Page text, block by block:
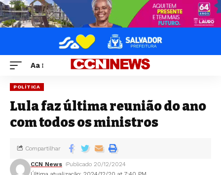
Aa
POLÍTICA
Lula faz última reunião do ano
com todos os ministros
CCN News Publicado 20/12/2024
Compartilhar